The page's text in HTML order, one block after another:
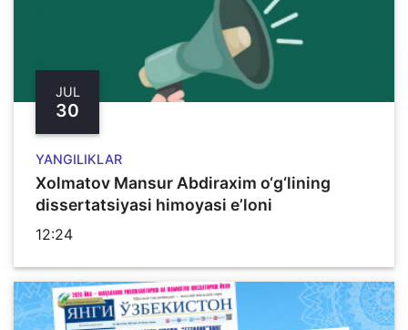
JUL
30
YANGILIKLAR
Xolmatov Mansur Abdiraxim o‘g‘lining
dissertatsiyasi himoyasi e’loni
12:24